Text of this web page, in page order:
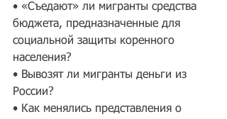
• «Съедают» ли мигранты средства
бюджета, предназначенные для
социальной защиты коренного
населения?
• Вывозят ли мигранты деньги из
России?
• Как менялись представления о